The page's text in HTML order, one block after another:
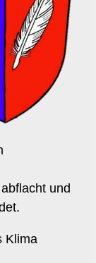
und
Klima